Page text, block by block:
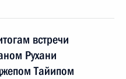
встречи
Рухани
Тайипом